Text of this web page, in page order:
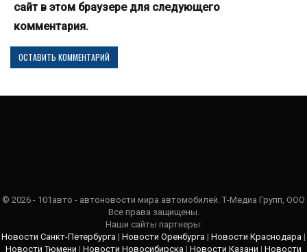
сайт в этом браузере для следующего
комментария.
© 2026 - 101авто - автоновости мира автомобилей. Т-Медиа Групп, ООО
Все права защищены.
Наши сайты партнеры:
Новости Санкт-Петербурга | Новости Оренбурга | Новости Краснодара |
Новости Тюмени | Новости Новосибирска | Новости Казани | Новости